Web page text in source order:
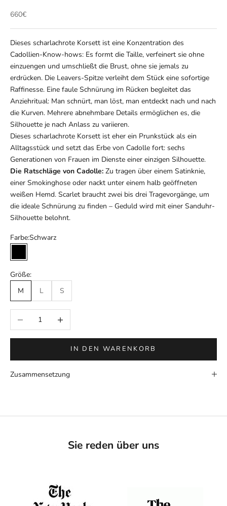
Angebot
660€
Dieses scharlachrote Korsett ist eine Konzentration des
Cadollien-Know-hows: Es formt die Taille, verfeinert sie ohne
einzuengen und umschließt die Brust, ohne sie jemals zu
erdrücken. Die Leavers-Spitze verleiht dem Stück eine sofortige
Raffinesse. Eine faule Schnürung im Rücken begleitet das
Anziehritual: Man schnürt, man löst, man entdeckt nach und nach
die Kurven. Mehrere abnehmbare Details ermöglichen es, die
Silhouette je nach Anlass zu variieren.
Dieses scharlachrote Korsett ist eher ein Prunkstück als ein
Alltagsstück und setzt das Erbe von Cadolle fort: sechs
Generationen von Frauen im Dienste einer einzigen Silhouette.
Die Ratschläge von Cadolle: Zu tragen über einem Satinknie,
einer Smokinghose oder nackt unter einem halb geöffneten
weißen Hemd. Scarlet braucht zwei bis drei Tragevorgänge, um
die ideale Schnürung zu finden – Geduld wird mit einer Sanduhr-
Silhouette belohnt.
Farbe:Schwarz
Schwarz
Größe:
M
L S
Anzahl verringernAnzahl erhöhen
IN DEN WARENKORB
Zusammensetzung
Sie reden über uns